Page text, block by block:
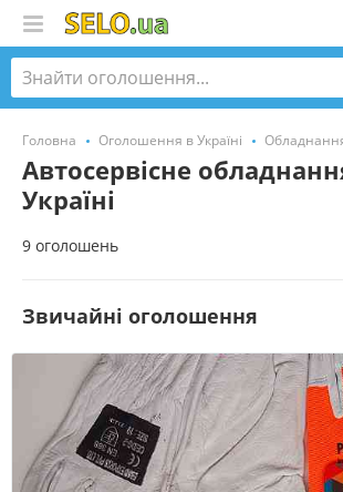
Головна Оголошення в Україні
Автосервісне
Україні
9 оголошень
Звичайні оголошення